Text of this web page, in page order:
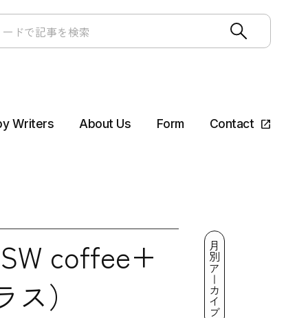
Writers About Us Form Contact
coffee+
）
月別アーカイブ